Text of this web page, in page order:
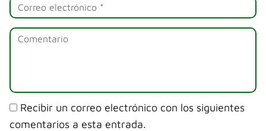
Recibir un correo electrónico con los siguientes
comentarios a esta entrada.